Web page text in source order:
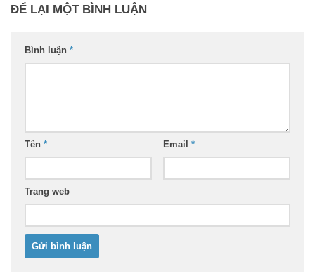
ĐỂ LẠI MỘT BÌNH LUẬN
Bình luận *
Tên * Email *
Trang web